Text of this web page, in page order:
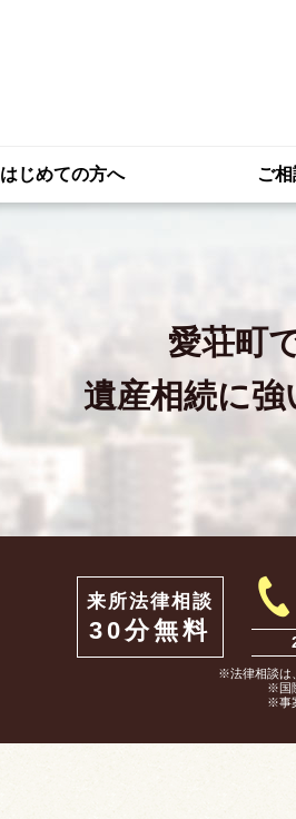
はじめての方へ ご
愛荘町
遺産相続に強
来所法律相談
30分無料
※法律相談は
※国
※事